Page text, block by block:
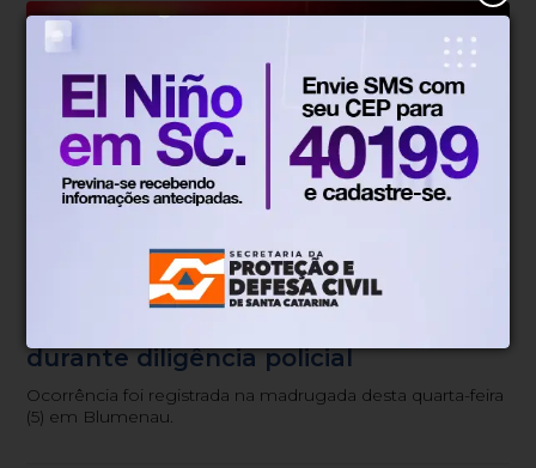
Há 19 horas
Suspeito é preso com crack, cocaína
durante diligência policial
Ocorrência foi registrada na madrugada desta quarta-feira
(5) em Blumenau.